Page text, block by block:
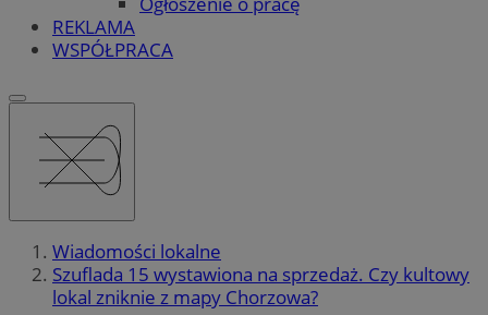
REKLAMA
WSPÓŁPRACA
Wiadomości lokalne
Szuflada 15 wystawiona na sprzedaż. Czy kultowy
lokal zniknie z mapy Chorzowa?